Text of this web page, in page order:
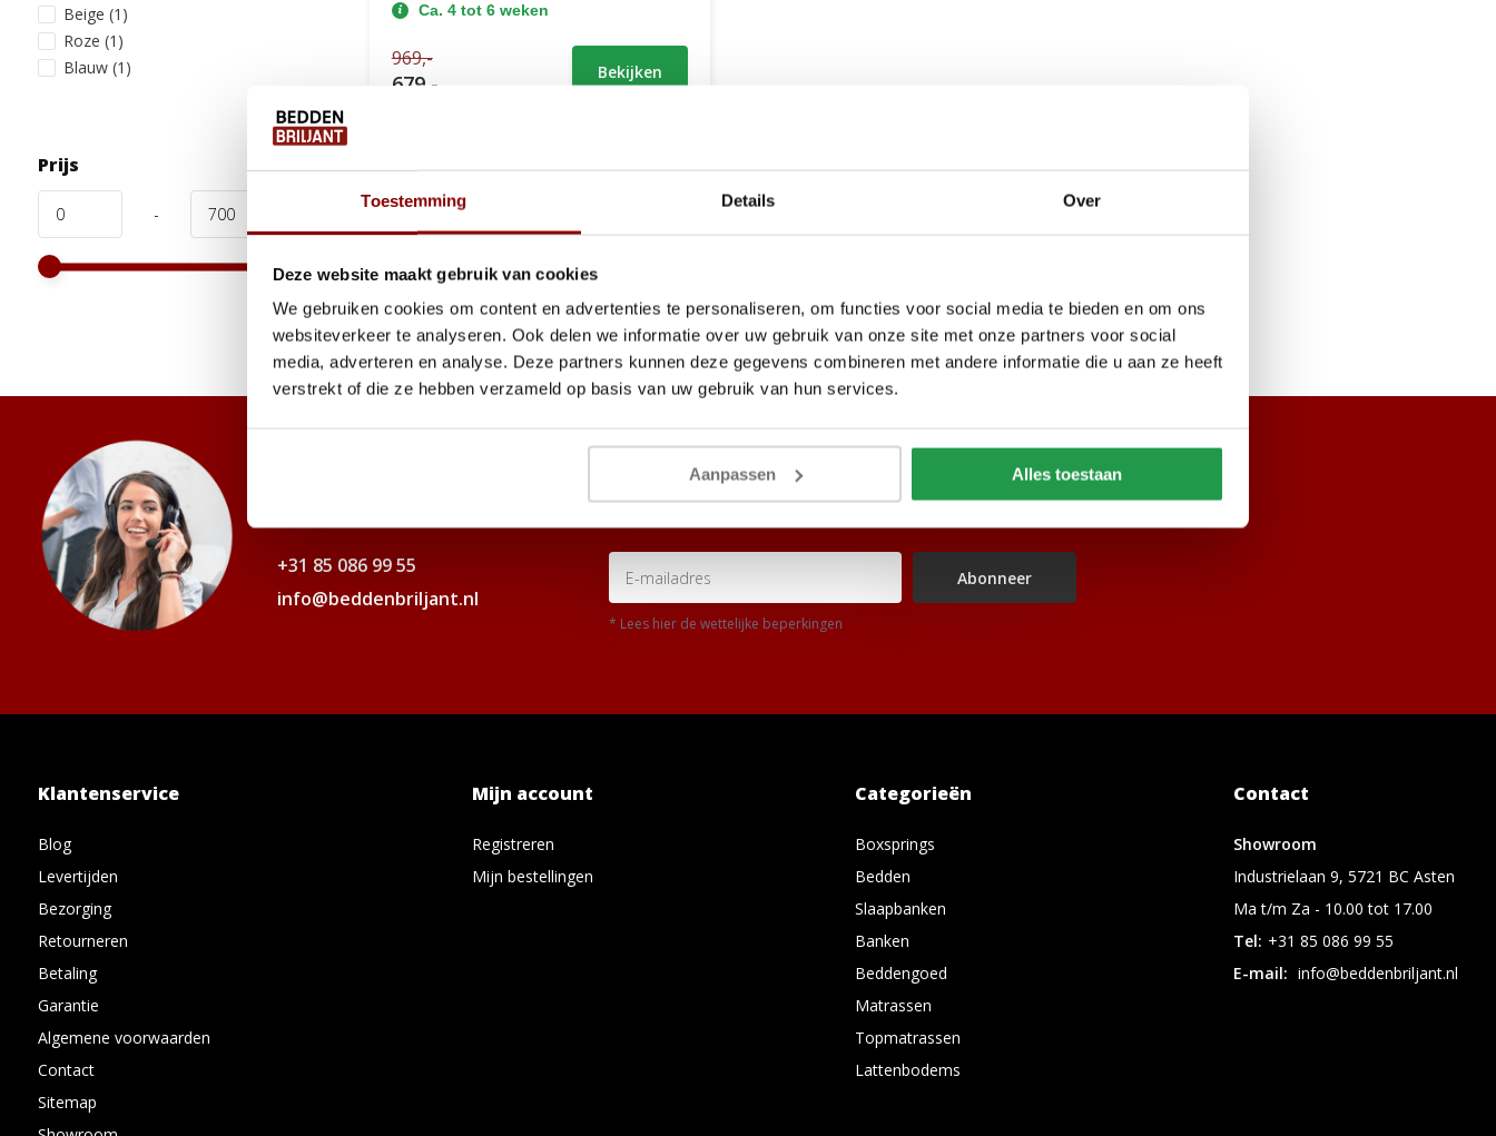
Toestemming Details Over
Deze website maakt gebruik van cookies
We gebruiken cookies om content en advertenties te personaliseren, om functies voor social media te bieden en om ons
websiteverkeer te analyseren. Ook delen we informatie over uw gebruik van onze site met onze partners voor social
media, adverteren en analyse. Deze partners kunnen deze gegevens combineren met andere informatie die u aan ze heeft
verstrekt of die ze hebben verzameld op basis van uw gebruik van hun services.
Aanpassen Alles toestaan
Beige (1)
Roze (1)
Blauw (1)
Prijs
-
Ca. 4 tot 6 weken
969,-
679,- Bekijken
+31 85 086 99 55
info@beddenbriljant.nl
Abonneer
* Lees hier de wettelijke beperkingen
Klantenservice
Blog
Levertijden
Bezorging
Retourneren
Betaling
Garantie
Algemene voorwaarden
Contact
Sitemap
Mijn account
Registreren
Mijn bestellingen
Categorieën
Boxsprings
Bedden
Slaapbanken
Banken
Beddengoed
Matrassen
Topmatrassen
Lattenbodems
Contact
Showroom
Industrielaan 9, 5721 BC Asten
Ma t/m Za - 10.00 tot 17.00
Tel: +31 85 086 99 55
E-mail: info@beddenbriljant.nl